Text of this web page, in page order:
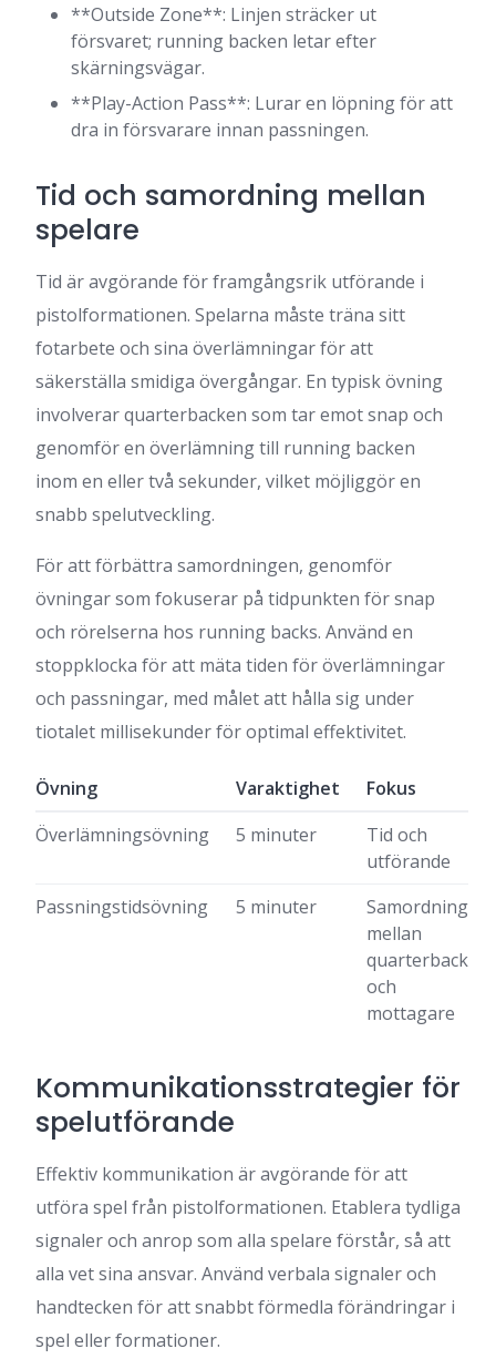
**Outside Zone**: Linjen sträcker ut
försvaret; running backen letar efter
skärningsvägar.
**Play-Action Pass**: Lurar en löpning för att
dra in försvarare innan passningen.
Tid och samordning mellan
spelare
Tid är avgörande för framgångsrik utförande i
pistolformationen. Spelarna måste träna sitt
fotarbete och sina överlämningar för att
säkerställa smidiga övergångar. En typisk övning
involverar quarterbacken som tar emot snap och
genomför en överlämning till running backen
inom en eller två sekunder, vilket möjliggör en
snabb spelutveckling.
För att förbättra samordningen, genomför
övningar som fokuserar på tidpunkten för snap
och rörelserna hos running backs. Använd en
stoppklocka för att mäta tiden för överlämningar
och passningar, med målet att hålla sig under
tiotalet millisekunder för optimal effektivitet.
Övning Varaktighet
Fokus
Överlämningsövning
5 minuter
Tid och
utförande
Passningstidsövning
5 minuter
Samordning
mellan
quarterback
och
mottagare
Kommunikationsstrategier för
spelutförande
Effektiv kommunikation är avgörande för att
utföra spel från pistolformationen. Etablera tydliga
signaler och anrop som alla spelare förstår, så att
alla vet sina ansvar. Använd verbala signaler och
handtecken för att snabbt förmedla förändringar i
spel eller formationer.